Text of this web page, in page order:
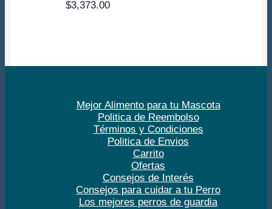
$3,373.00
Mejor Alimento para tu Mascota
Politica de Reembolso
Términos y Condiciones
Politica de Envios
Carrito
Ofertas
Consejos de Interés
Consejos para cuidar a tu Perro
Los mejores perros de guardia